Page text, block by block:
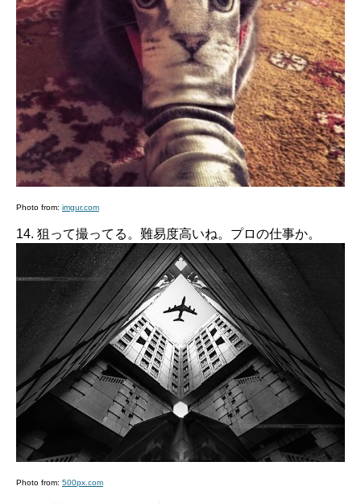
Photo from: imgur.com
14. 狙って撮ってる。難易度高いね。プロの仕事か。
Photo from: 500px.com